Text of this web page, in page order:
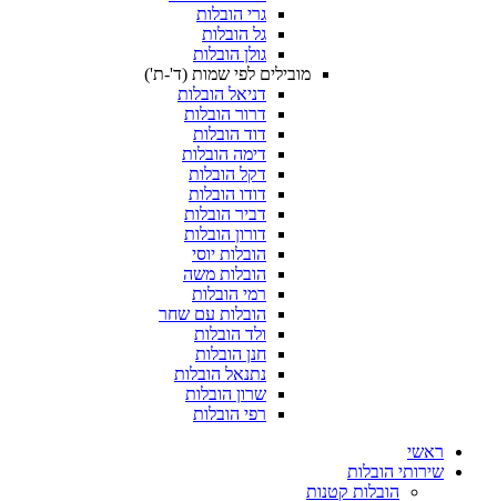
מובילים לפי שמות (ד'-ת')